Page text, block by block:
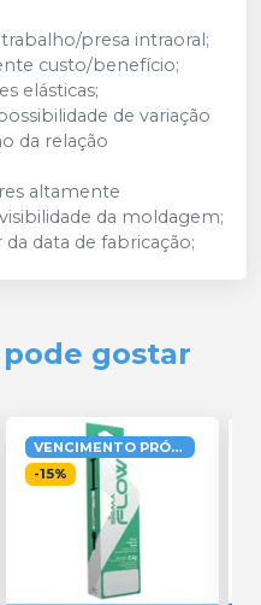
presa intraoral;
custo/benefício;
elásticas;
de variação
da relação
altamente
da moldagem;
da data de fabricação;
gostar
VENCIMENTO PRÓXIMO
-15%